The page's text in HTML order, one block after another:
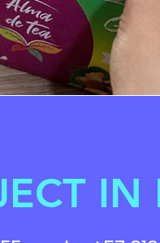
IN